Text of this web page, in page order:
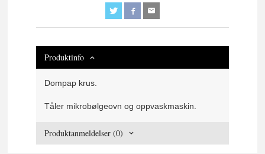
Produktinfo
Dompap krus.
Tåler mikrobølgeovn og oppvaskmaskin.
Produktanmeldelser (0)